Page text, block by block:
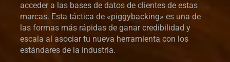
acceder a las bases de datos de clientes de estas
marcas. Esta táctica de «piggybacking» es una de
las formas más rápidas de ganar credibilidad y
escala al asociar tu nueva herramienta con los
estándares de la industria.